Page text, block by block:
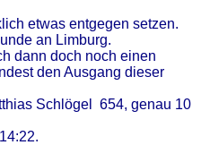
etwas entgegen setzen.
an Limburg.
dann doch noch einen
den Ausgang dieser
Schlögel 654, genau 10